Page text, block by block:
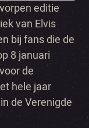
editie
van Elvis
bij fans die de
8 januari
de
hele jaar
de Verenigde